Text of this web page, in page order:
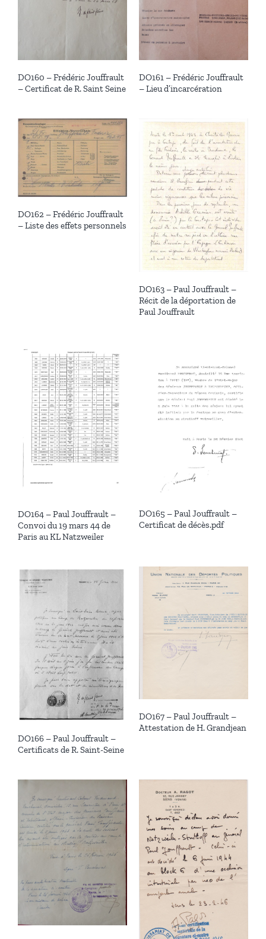
DO160 – Frédéric Jouffrault
– Certificat de R. Saint Seine
DO161 – Frédéric Jouffrault
– Lieu d’incarcération
DO162 – Frédéric Jouffrault
– Liste des effets personnels
DO163 – Paul Jouffrault –
Récit de la déportation de
Paul Jouffrault
DO164 – Paul Jouffrault –
Convoi du 19 mars 44 de
Paris au KL Natzweiler
DO165 – Paul Jouffrault –
Certificat de décès.pdf
DO166 – Paul Jouffrault –
Certificats de R. Saint-Seine
DO167 – Paul Jouffrault –
Attestation de H. Grandjean